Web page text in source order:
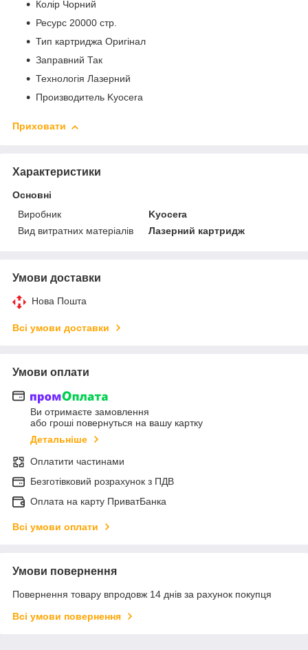
Колір Чорний
Ресурс 20000 стр.
Тип картриджа Оригінал
Заправний Так
Технологія Лазерний
Производитель Kyocera
Приховати
Характеристики
Основні
Виробник
Kyocera
Вид витратних матеріалів
Лазерний картридж
Умови доставки
Нова Пошта
Всі умови доставки
Умови оплати
Ви отримаєте замовлення
або гроші повернуться на вашу картку
Детальніше
Оплатити частинами
Безготівковий розрахунок з ПДВ
Оплата на карту ПриватБанка
Всі умови оплати
Умови повернення
Повернення товару впродовж 14 днів за рахунок покупця
Всі умови повернення